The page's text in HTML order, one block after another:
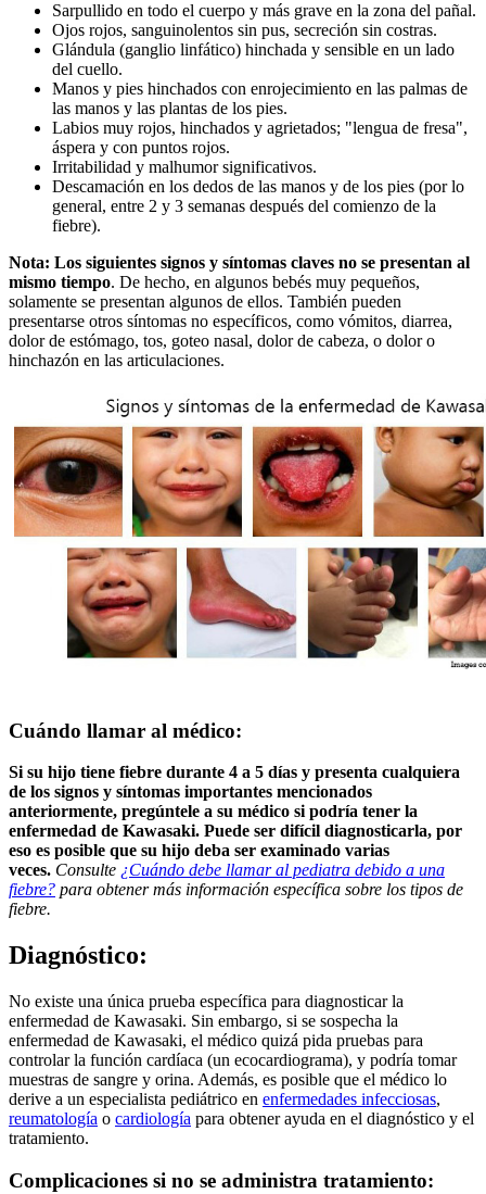
Sarpullido en todo el cuerpo y más grave en la zona del pañal.
Ojos rojos, sanguinolentos sin pus, secreción sin costras.
Glándula (ganglio linfático) hinchada y sensible en un lado
del cuello.
Manos y pies hinchados con enrojecimiento en las palmas de
las manos y las plantas de los pies.
Labios muy rojos, hinchados y agrietados; "lengua de fresa",
áspera y con puntos rojos.
Irritabilidad y malhumor significativos.
Descamación en los dedos de las manos y de los pies (por lo
general, entre 2 y 3 semanas después del comienzo de la
fiebre).
Nota: Los siguientes signos y síntomas claves no se presentan al
mismo tiempo. De hecho, en algunos bebés muy pequeños,
solamente se presentan algunos de ellos. También pueden
presentarse otros síntomas no específicos, como vómitos, diarrea,
dolor de estómago, tos, goteo nasal, dolor de cabeza, o dolor o
hinchazón en las articulaciones.
Cuándo llamar al médico:
Si su hijo tiene fiebre durante 4 a 5 días y presenta cualquiera
de los signos y síntomas importantes mencionados
anteriormente, pregúntele a su médico si podría tener la
enfermedad de Kawasaki. Puede ser difícil diagnosticarla, por
eso es posible que su hijo deba ser examinado varias
veces. Consulte ¿Cuándo debe llamar al pediatra debido a una
fiebre? para obtener más información específica sobre los tipos de
fiebre.
Diagnóstico:
No existe una única prueba específica para diagnosticar la
enfermedad de Kawasaki. Sin embargo, si se sospecha la
enfermedad de Kawasaki, el médico quizá pida pruebas para
controlar la función cardíaca (un ecocardiograma), y podría tomar
muestras de sangre y orina. Además, es posible que el médico lo
derive a un especialista pediátrico en enfermedades infecciosas,
reumatología o cardiología para obtener ayuda en el diagnóstico y el
tratamiento.
Complicaciones si no se administra tratamiento: